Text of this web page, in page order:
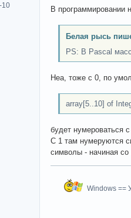
10
В программировании
Белая рысь
PS: В Pascal
Неа, тоже с 0, по
array[5..10] of
будет нумероваться с
С 1 там нумеруются
символы - начиная со
Windows ==